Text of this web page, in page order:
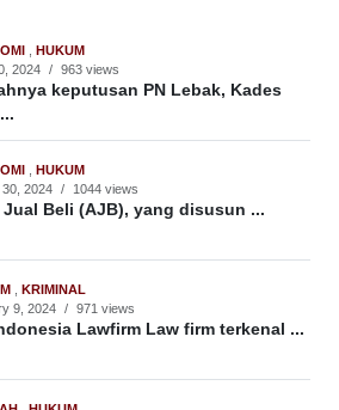
, HUKUM
2024 / 963 views
keputusan PN Lebak, Kades
, HUKUM
2024 / 1044 views
Jual Beli (AJB), yang disusun ...
, KRIMINAL
9, 2024 / 971 views
Lawfirm Law firm terkenal ...